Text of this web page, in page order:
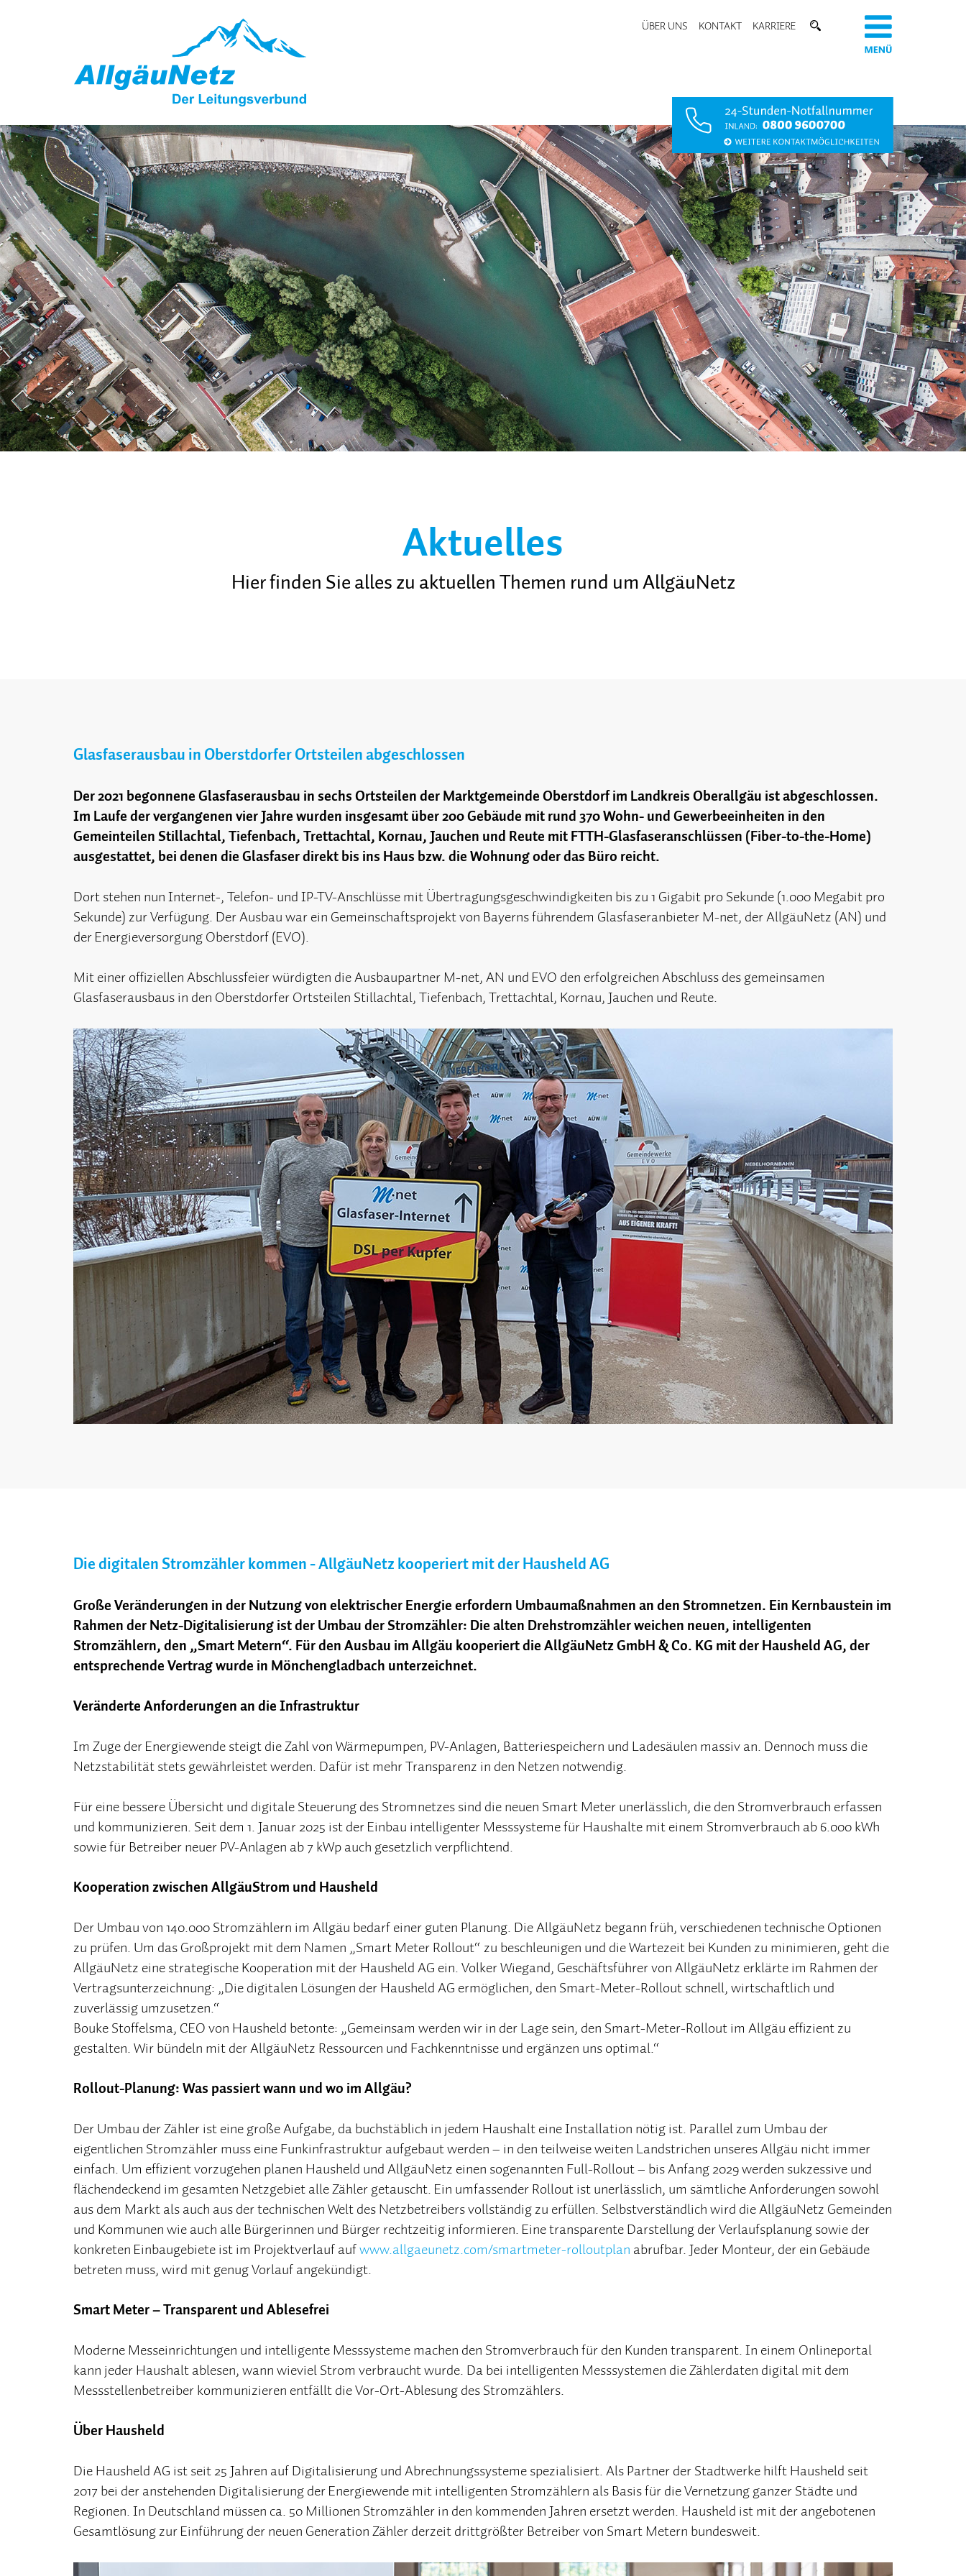
ÜBER UNS KONTAKT KARRIERE
Aktuelles
Hier finden Sie alles zu aktuellen Themen rund um AllgäuNetz
Glasfaserausbau in Oberstdorfer Ortsteilen abgeschlossen
Der 2021 begonnene Glasfaserausbau in sechs Ortsteilen der Marktgemeinde Oberstdorf im Landkreis Oberallgäu ist abgeschlossen.
Im Laufe der vergangenen vier Jahre wurden insgesamt über 200 Gebäude mit rund 370 Wohn- und Gewerbeeinheiten in den
Gemeinteilen Stillachtal, Tiefenbach, Trettachtal, Kornau, Jauchen und Reute mit FTTH-Glasfaseranschlüssen (Fiber-to-the-Home)
ausgestattet, bei denen die Glasfaser direkt bis ins Haus bzw. die Wohnung oder das Büro reicht.
Dort stehen nun Internet-, Telefon- und IP-TV-Anschlüsse mit Übertragungsgeschwindigkeiten bis zu 1 Gigabit pro Sekunde (1.000 Megabit pro
Sekunde) zur Verfügung. Der Ausbau war ein Gemeinschaftsprojekt von Bayerns führendem Glasfaseranbieter M-net, der AllgäuNetz (AN) und
der Energieversorgung Oberstdorf (EVO).
Mit einer offiziellen Abschlussfeier würdigten die Ausbaupartner M-net, AN und EVO den erfolgreichen Abschluss des gemeinsamen
Glasfaserausbaus in den Oberstdorfer Ortsteilen Stillachtal, Tiefenbach, Trettachtal, Kornau, Jauchen und Reute.
Die digitalen Stromzähler kommen - AllgäuNetz kooperiert mit der Hausheld AG
Große Veränderungen in der Nutzung von elektrischer Energie erfordern Umbaumaßnahmen an den Stromnetzen. Ein Kernbaustein im
Rahmen der Netz-Digitalisierung ist der Umbau der Stromzähler: Die alten Drehstromzähler weichen neuen, intelligenten
Stromzählern, den „Smart Metern“. Für den Ausbau im Allgäu kooperiert die AllgäuNetz GmbH & Co. KG mit der Hausheld AG, der
entsprechende Vertrag wurde in Mönchengladbach unterzeichnet.
Veränderte Anforderungen an die Infrastruktur
Im Zuge der Energiewende steigt die Zahl von Wärmepumpen, PV-Anlagen, Batteriespeichern und Ladesäulen massiv an. Dennoch muss die
Netzstabilität stets gewährleistet werden. Dafür ist mehr Transparenz in den Netzen notwendig.
Für eine bessere Übersicht und digitale Steuerung des Stromnetzes sind die neuen Smart Meter unerlässlich, die den Stromverbrauch erfassen
und kommunizieren. Seit dem 1. Januar 2025 ist der Einbau intelligenter Messsysteme für Haushalte mit einem Stromverbrauch ab 6.000 kWh
sowie für Betreiber neuer PV-Anlagen ab 7 kWp auch gesetzlich verpflichtend.
Kooperation zwischen AllgäuStrom und Hausheld
Der Umbau von 140.000 Stromzählern im Allgäu bedarf einer guten Planung. Die AllgäuNetz begann früh, verschiedenen technische Optionen
zu prüfen. Um das Großprojekt mit dem Namen „Smart Meter Rollout“ zu beschleunigen und die Wartezeit bei Kunden zu minimieren, geht die
AllgäuNetz eine strategische Kooperation mit der Hausheld AG ein. Volker Wiegand, Geschäftsführer von AllgäuNetz erklärte im Rahmen der
Vertragsunterzeichnung: „Die digitalen Lösungen der Hausheld AG ermöglichen, den Smart-Meter-Rollout schnell, wirtschaftlich und
zuverlässig umzusetzen.“
Bouke Stoffelsma, CEO von Hausheld betonte: „Gemeinsam werden wir in der Lage sein, den Smart-Meter-Rollout im Allgäu effizient zu
gestalten. Wir bündeln mit der AllgäuNetz Ressourcen und Fachkenntnisse und ergänzen uns optimal.“
Rollout-Planung: Was passiert wann und wo im Allgäu?
Der Umbau der Zähler ist eine große Aufgabe, da buchstäblich in jedem Haushalt eine Installation nötig ist. Parallel zum Umbau der
eigentlichen Stromzähler muss eine Funkinfrastruktur aufgebaut werden – in den teilweise weiten Landstrichen unseres Allgäu nicht immer
einfach. Um effizient vorzugehen planen Hausheld und AllgäuNetz einen sogenannten Full-Rollout – bis Anfang 2029 werden sukzessive und
flächendeckend im gesamten Netzgebiet alle Zähler getauscht. Ein umfassender Rollout ist unerlässlich, um sämtliche Anforderungen sowohl
aus dem Markt als auch aus der technischen Welt des Netzbetreibers vollständig zu erfüllen. Selbstverständlich wird die AllgäuNetz Gemeinden
und Kommunen wie auch alle Bürgerinnen und Bürger rechtzeitig informieren. Eine transparente Darstellung der Verlaufsplanung sowie der
konkreten Einbaugebiete ist im Projektverlauf aufwww.allgaeunetz.com/smartmeter-rolloutplan abrufbar. Jeder Monteur, der ein Gebäude
betreten muss, wird mit genug Vorlauf angekündigt.
Smart Meter – Transparent und Ablesefrei
Moderne Messeinrichtungen und intelligente Messsysteme machen den Stromverbrauch für den Kunden transparent. In einem Onlineportal
kann jeder Haushalt ablesen, wann wieviel Strom verbraucht wurde. Da bei intelligenten Messsystemen die Zählerdaten digital mit dem
Messstellenbetreiber kommunizieren entfällt die Vor-Ort-Ablesung des Stromzählers.
Über Hausheld
Die Hausheld AG ist seit 25 Jahren auf Digitalisierung und Abrechnungssysteme spezialisiert. Als Partner der Stadtwerke hilft Hausheld seit
2017 bei der anstehenden Digitalisierung der Energiewende mit intelligenten Stromzählern als Basis für die Vernetzung ganzer Städte und
Regionen. In Deutschland müssen ca. 50 Millionen Stromzähler in den kommenden Jahren ersetzt werden. Hausheld ist mit der angebotenen
Gesamtlösung zur Einführung der neuen Generation Zähler derzeit drittgrößter Betreiber von Smart Metern bundesweit.